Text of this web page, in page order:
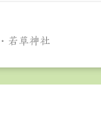
若草神社